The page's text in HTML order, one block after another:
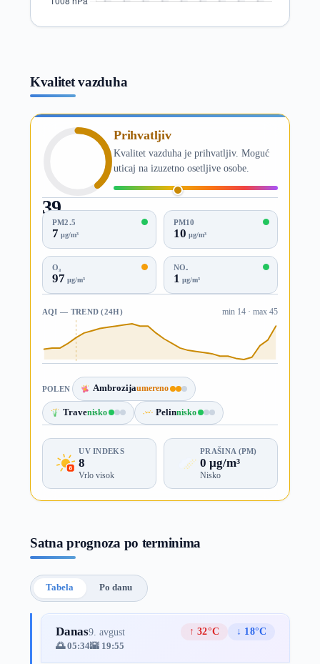
Kvalitet vazduha
39
AQI
Prihvatljiv
Kvalitet vazduha je prihvatljiv. Moguć
uticaj na izuzetno osetljive osobe.
PM2.5
7 µg/m³
PM10
10 µg/m³
O₃
97 µg/m³
NO₂
1 µg/m³
AQI — TREND (24H) min 14 · max 45
POLEN Ambrozijaumereno
Travenisko Pelinnisko
UV INDEKS
8
Vrlo visok
PRAŠINA (PM)
0 µg/m³
Nisko
Satna prognoza po terminima
Tabela Po danu
Danas9. avgust ↑ 32°C
↓ 18°C
🌅 05:34🌇 19:55